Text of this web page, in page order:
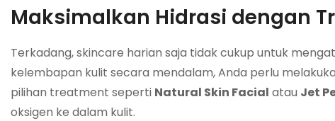
Maksimalkan Hidrasi dengan
Terkadang, skincare harian saja tidak cukup untuk
kelembapan kulit secara mendalam, Anda perlu
pilihan treatment seperti Natural Skin Facial atau Jet
oksigen ke dalam kulit.